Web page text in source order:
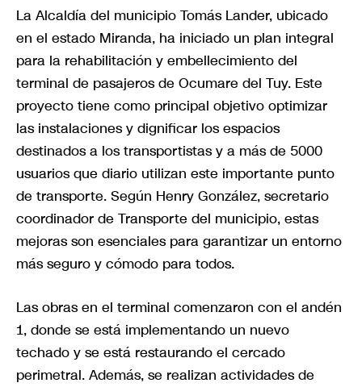
La Alcaldía del municipio Tomás Lander, ubicado
en el estado Miranda, ha iniciado un plan integral
para la rehabilitación y embellecimiento del
terminal de pasajeros de Ocumare del Tuy. Este
proyecto tiene como principal objetivo optimizar
las instalaciones y dignificar los espacios
destinados a los transportistas y a más de 5000
usuarios que diario utilizan este importante punto
de transporte. Según Henry González, secretario
coordinador de Transporte del municipio, estas
mejoras son esenciales para garantizar un entorno
más seguro y cómodo para todos.
Las obras en el terminal comenzaron con el andén
1, donde se está implementando un nuevo
techado y se está restaurando el cercado
perimetral. Además, se realizan actividades de